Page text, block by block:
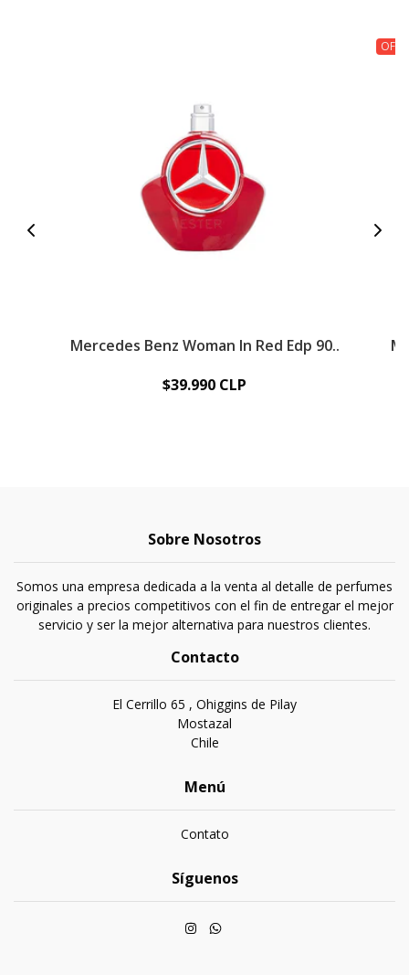
Mercedes Benz Woman In Red Edp 90..
$39.990 CLP
Sobre Nosotros
Somos una empresa dedicada a la venta al detalle de perfumes
originales a precios competitivos con el fin de entregar el mejor
servicio y ser la mejor alternativa para nuestros clientes.
Contacto
El Cerrillo 65 , Ohiggins de Pilay
Mostazal
Chile
Menú
Contato
Síguenos